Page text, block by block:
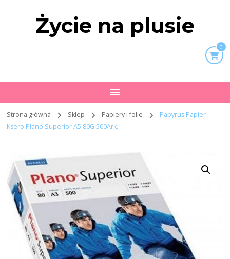
Życie na plusie
0
Strona główna Sklep Papiery i folie
Papyrus Papier
Ksero Plano Superior A5 80G 500Ark.